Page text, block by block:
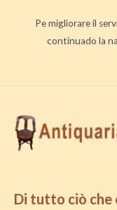
Pe migliorare il
continuado la
Di tutto ciò che